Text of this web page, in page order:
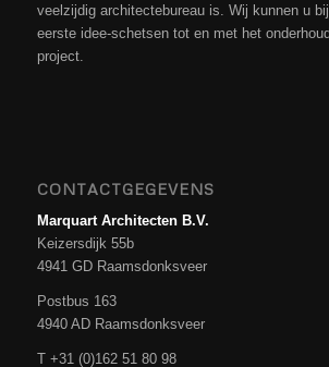
veelzijdig architectebureau is. Wij kunnen u
eerste idee-schetsen tot en met het
project.
CONTACTGEGEVENS
Marquart Architecten B.V.
Keizersdijk 55b
4941 GD Raamsdonksveer
Postbus 163
4940 AD Raamsdonksveer
T +31 (0)162 51 80 98